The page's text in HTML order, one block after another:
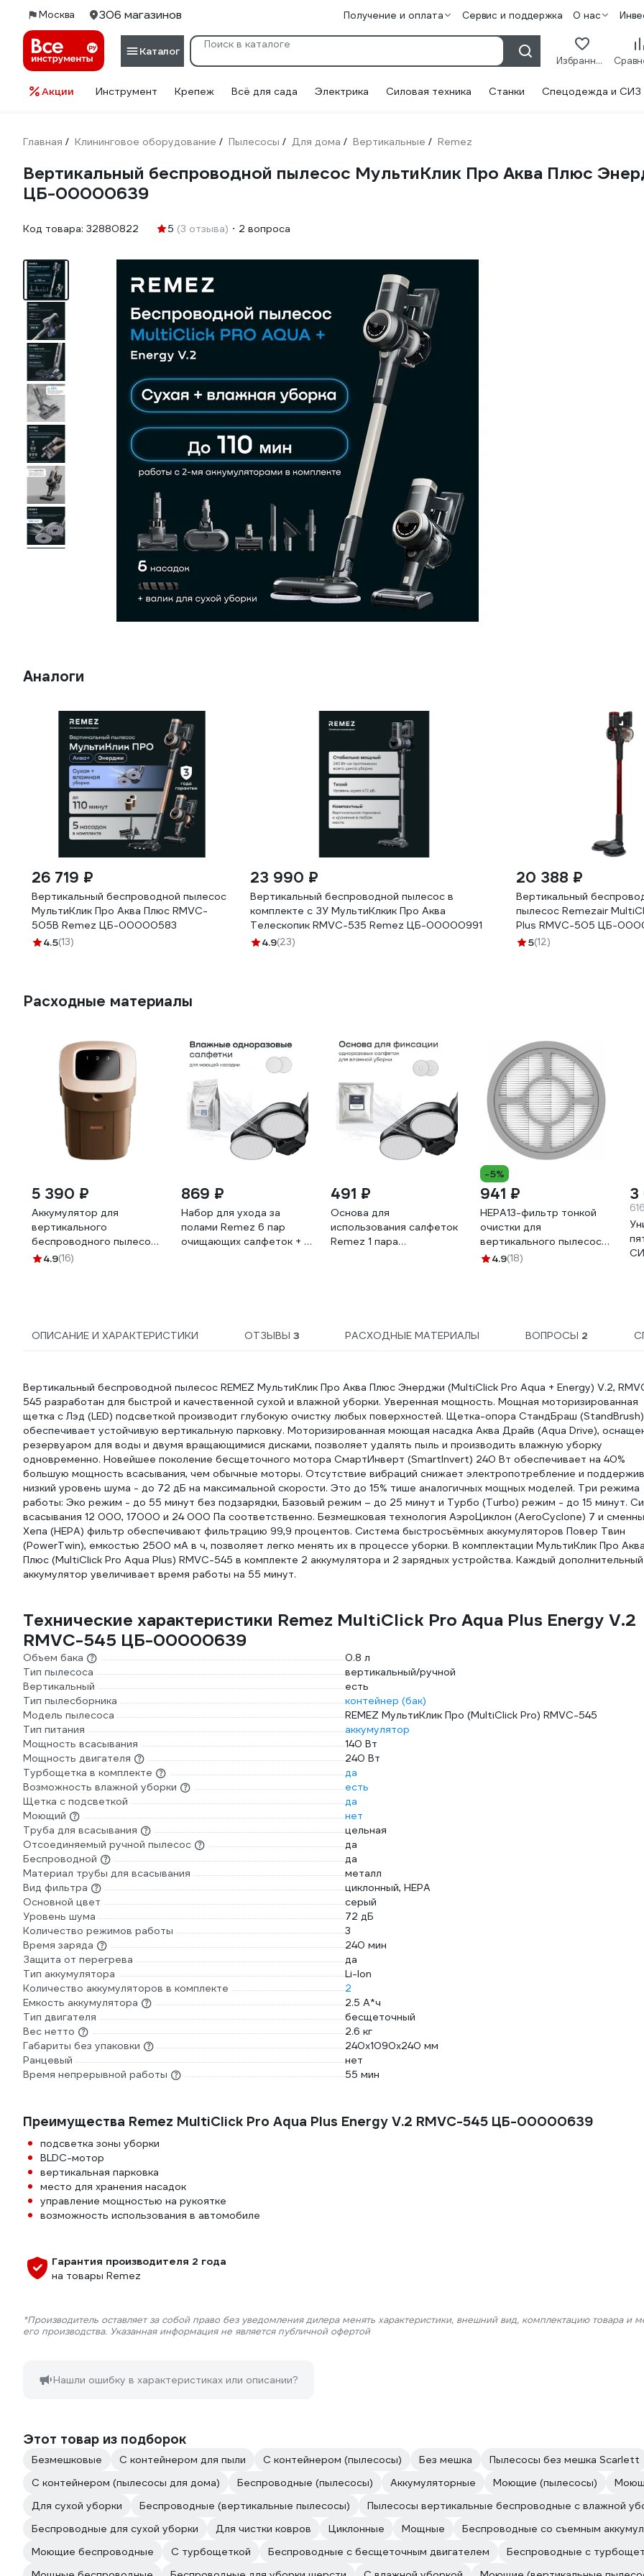
Москва 306 магазинов Получение и оплата Сервис и поддержка О нас
Каталог
Избранное
Акции Инструмент Крепеж Всё для сада Электрика Силовая техника Станки Спецодежда и СИЗ
Главная / Клининговое оборудование / Пылесосы / Для дома / Вертикальные / Remez
Вертикальный беспроводной пылесос МультиКлик Про Аква Плюс
ЦБ-00000639
Код товара: 32880822 5 (3 отзыва) 2 вопроса
Аналоги
26 719 ₽
Вертикальный беспроводной пылесос
МультиКлик Про Аква Плюс RMVC-
505B Remez ЦБ-00000583
4.5(13)
23 990 ₽
Вертикальный беспроводной пылесос в
комплекте с ЗУ МультиКлкик Про Аква
Телескопик RMVC-535 Remez ЦБ-00000991
4.9(23)
20 388 ₽
Вертикальный
пылесос Remezair
Plus RMVС-505 ЦБ-
5(12)
Расходные материалы
5 390 ₽
Аккумулятор для
вертикального
беспроводного пылесоса
МультиКлик Про
4.9(16)
869 ₽
Набор для ухода за
полами Remez 6 пар
очищающих салфеток + 6
491 ₽
Основа для
использования салфеток
Remez 1 пара
-5%
941 ₽
HEPA13-фильтр тонкой
очистки для
вертикального пылесоса
МультиКлик Про Remez
4.9(18)
3
ОПИСАНИЕ И ХАРАКТЕРИСТИКИ ОТЗЫВЫ 3 РАСХОДНЫЕ МАТЕРИАЛЫ ВОПРОСЫ 2
Вертикальный беспроводной пылесос REMEZ МультиКлик Про Аква Плюс Энерджи (MultiClick Pro Aqua + Energy) V.2,
545 разработан для быстрой и качественной сухой и влажной уборки. Уверенная мощность. Мощная моторизированная
щетка с Лэд (LED) подсветкой производит глубокую очистку любых поверхностей. Щетка-опора СтандБраш (StandBrush)
обеспечивает устойчивую вертикальную парковку. Моторизированная моющая насадка Аква Драйв (Aqua Drive),
резервуаром для воды и двумя вращающимися дисками, позволяет удалять пыль и производить влажную уборку
одновременно. Новейшее поколение бесщеточного мотора СмартИнверт (SmartInvert) 240 Вт обеспечивает на 40%
большую мощность всасывания, чем обычные моторы. Отсутствие вибраций снижает электропотребление и
низкий уровень шума - до 72 дБ на максимальной скорости. Это до 15% тише аналогичных мощных моделей. Три режима
работы: Эко режим - до 55 минут без подзарядки, Базовый режим – до 25 минут и Турбо (Turbo) режим - до 15 минут.
всасывания 12 000, 17000 и 24 000 Пa соответственно. Безмешковая технология АэроЦиклон (AeroCyclone) 7 и
Хепа (HEPA) фильтр обеспечивают фильтрацию 99,9 процентов. Система быстросъёмных аккумуляторов Повер Твин
(PowerTwin), емкостью 2500 мА в ч, позволяет легко менять их в процессе уборки. В комплектации МультиКлик Про Аква
Плюс (MultiClick Pro Aqua Plus) RMVC-545 в комплекте 2 аккумулятора и 2 зарядных устройства. Каждый дополнительный
аккумулятор увеличивает время работы на 55 минут.
Технические характеристики Remez MultiClick Pro Aqua Plus Energy V.2
RMVC-545 ЦБ-00000639
Объем бака
0.8 л
Тип пылесоса
вертикальный/ручной
Вертикальный
есть
Тип пылесборника
контейнер (бак)
Модель пылесоса
REMEZ МультиКлик Про (MultiClick Pro) RMVC-545
Тип питания
аккумулятор
Мощность всасывания
140 Вт
Мощность двигателя
240 Вт
Турбощетка в комплекте
да
Возможность влажной уборки
есть
Щетка с подсветкой
да
Моющий
нет
Труба для всасывания
цельная
Отсоединяемый ручной пылесос
да
Беспроводной
да
Материал трубы для всасывания
металл
Вид фильтра
циклонный, HEPA
Основной цвет
серый
Уровень шума
72 дБ
Количество режимов работы
3
Время заряда
240 мин
Защита от перегрева
да
Тип аккумулятора
Li-lon
Количество аккумуляторов в комплекте
2
Емкость аккумулятора
2.5 А*ч
Тип двигателя
бесщеточный
Вес нетто
2.6 кг
Габариты без упаковки
240х1090х240 мм
Ранцевый
нет
Время непрерывной работы
55 мин
Преимущества Remez MultiClick Pro Aqua Plus Energy V.2 RMVC-545 ЦБ-00000639
подсветка зоны уборки
BLDC-мотор
вертикальная парковка
место для хранения насадок
управление мощностью на рукоятке
возможность использования в автомобиле
Гарантия производителя 2 года
на товары Remez
*Производитель оставляет за собой право без уведомления дилера менять характеристики, внешний вид, комплектацию товара и
его производства. Указанная информация не является публичной офертой
Нашли ошибку в характеристиках или описании?
Этот товар из подборок
Безмешковые С контейнером для пыли С контейнером (пылесосы) Без мешка Пылесосы без мешка Scarlett
С контейнером (пылесосы для дома)
Беспроводные (пылесосы) Аккумуляторные Моющие (пылесосы)
Для сухой уборки
Беспроводные (вертикальные пылесосы) Пылесосы вертикальные беспроводные с влажной
Беспроводные для сухой уборки
Для чистки ковров Циклонные Мощные Беспроводные со съемным
Моющие беспроводные
С турбощеткой Беспроводные с бесщеточным двигателем Беспроводные с